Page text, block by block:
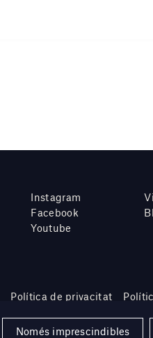
Instagram
Facebook
Youtube
Política de privacitat
Només imprescindibles